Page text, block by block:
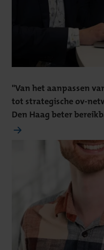
"Van het aanpassen
tot strategische ov-
Den Haag beter